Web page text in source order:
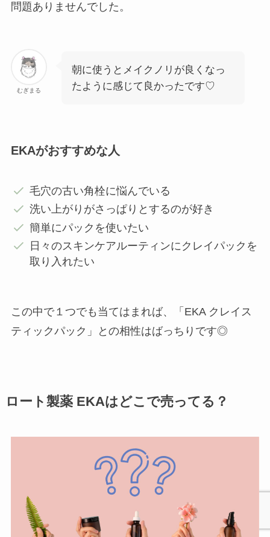
問題ありませんでした。
むぎまる
朝に使うとメイクノリが良くなっ
たように感じて良かったです♡
EKAがおすすめな人
毛穴の古い角栓に悩んでいる
洗い上がりがさっぱりとするのが好き
簡単にパックを使いたい
日々のスキンケアルーティンにクレイパックを
取り入れたい
この中で１つでも当てはまれば、「EKA クレイス
ティックパック」との相性はばっちりです◎
ロート製薬 EKAはどこで売ってる？